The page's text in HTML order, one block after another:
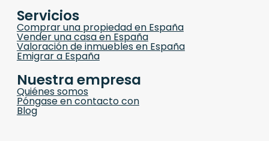
Servicios
Comprar una propiedad en España
Vender una casa en España
Valoración de inmuebles en España
Emigrar a España
Nuestra empresa
Quiénes somos
Póngase en contacto con
Blog